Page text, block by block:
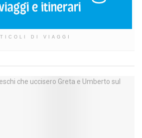
DI VIAGGI